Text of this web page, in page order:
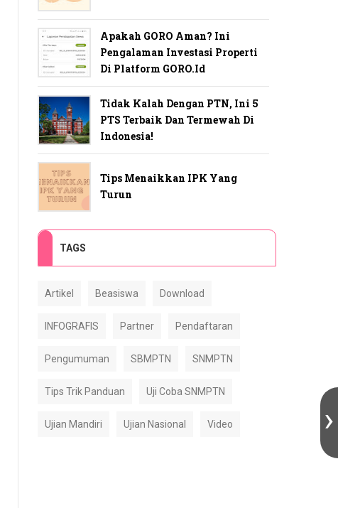
Apakah GORO Aman? Ini
Pengalaman Investasi Properti
Di Platform GORO.id
Tidak Kalah Dengan PTN, Ini 5
PTS Terbaik Dan Termewah Di
Indonesia!
Tips Menaikkan IPK Yang
Turun
TAGS
Artikel Beasiswa Download
INFOGRAFIS Partner Pendaftaran
Pengumuman SBMPTN SNMPTN
Tips Trik Panduan Uji Coba SNMPTN
Ujian Mandiri Ujian Nasional Video